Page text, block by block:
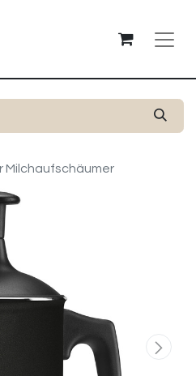
Milchaufschäumer